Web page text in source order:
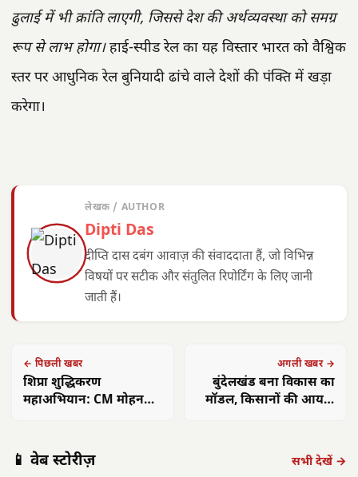
ढुलाई में भी क्रांति लाएगी, जिससे देश की अर्थव्यवस्था को समग्र
रूप से लाभ होगा।हाई-स्पीड रेल का यह विस्तार भारत को वैश्विक
स्तर पर आधुनिक रेल बुनियादी ढांचे वाले देशों की पंक्ति में खड़ा
करेगा।
लेखक / AUTHOR
Dipti Das
दीप्ति दास दबंग आवाज़ की संवाददाता हैं, जो विभिन्न
विषयों पर सटीक और संतुलित रिपोर्टिंग के लिए जानी
जाती हैं।
← पिछली खबर
शिप्रा शुद्धिकरण
महाअभियान: CM मोहन
अगली खबर →
बुंदेलखंड बना विकास का
मॉडल, किसानों की आय में
📱 वेब स्टोरीज़ सभी देखें →
अगस्त को अलवर
यादव का सम्मान: